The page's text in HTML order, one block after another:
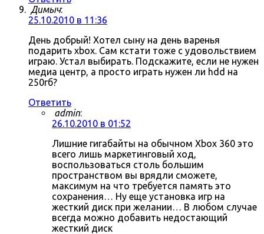
Димыч:
25.10.2010 в 11:36
День добрый! Хотел сыну на день варенья
подарить xbox. Сам кстати тоже с удовольствием
играю. Устал выбирать. Подскажите, если не нужен
медиа центр, а просто играть нужен ли hdd на
250гб?
Ответить
admin:
26.10.2010 в 01:52
Лишние гигабайты на обычном Xbox 360 это
всего лишь маркетинговый ход,
воспользоваться столь большим
пространством вы врядли сможете,
максимум на что требуется память это
сохранения… Ну еще установка игр на
жесткий диск при желании… В любом случае
всегда можно добавить недостающий
жесткий диск